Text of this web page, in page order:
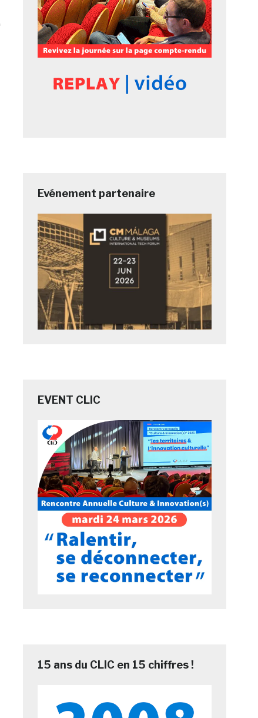
Evénement partenaire
EVENT CLIC
15 ans du CLIC en 15 chiffres !